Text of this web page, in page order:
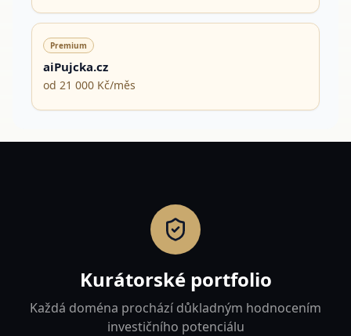
Premium
aiPujcka.cz
od 21 000 Kč/měs
Kurátorské portfolio
Každá doména prochází důkladným hodnocením
investičního potenciálu